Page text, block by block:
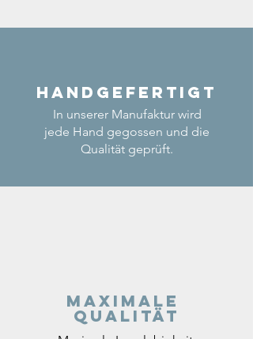
Handgefertigt
In unserer Manufaktur wird
jede Hand gegossen und die
Qualität geprüft.
Maximale
Qualität